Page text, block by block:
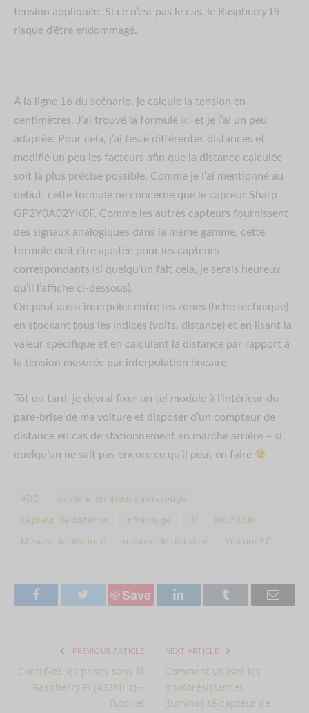
tension appliquée. Si ce n’est pas le cas, le Raspberry Pi
risque d’être endommagé.
À la ligne 16 du scénario, je calcule la tension en
centimètres. J’ai trouvé la formule ici et je l’ai un peu
adaptée. Pour cela, j’ai testé différentes distances et
modifié un peu les facteurs afin que la distance calculée
soit la plus précise possible. Comme je l’ai mentionné au
début, cette formule ne concerne que le capteur Sharp
GP2Y0A02YK0F. Comme les autres capteurs fournissent
des signaux analogiques dans la même gamme, cette
formule doit être ajustée pour les capteurs
correspondants (si quelqu’un fait cela, je serais heureux
qu’il l’affiche ci-dessous).
On peut aussi interpoler entre les zones (fiche technique)
en stockant tous les indices (volts, distance) et en lisant la
valeur spécifique et en calculant la distance par rapport à
la tension mesurée par interpolation linéaire
Tôt ou tard, je devrai fixer un tel module à l’intérieur du
pare-brise de ma voiture et disposer d’un compteur de
distance en cas de stationnement en marche arrière – si
quelqu’un ne sait pas encore ce qu’il peut en faire
ADC
barrière lumineuse infrarouge
Capteur de distance
infrarouge IR
MCP3008
Mesure de distance
mesure de distance Voiture PC
Facebook TwitterSave LinkedInTumblr Email
PREVIOUS ARTICLE
Contrôlez les prises sans fil
Raspberry Pi (433MHz) –
Tutoriel
NEXT ARTICLE
Comment utiliser les
photorésistances
(luminosité/capteur de